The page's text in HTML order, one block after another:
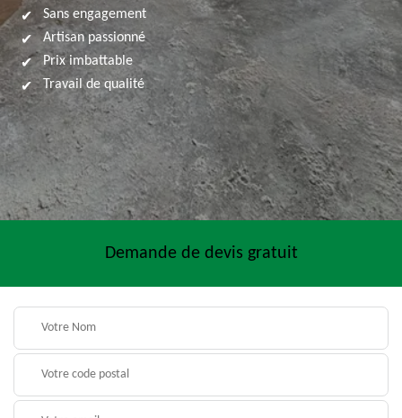
Sans engagement
Artisan passionné
Prix imbattable
Travail de qualité
Demande de devis gratuit